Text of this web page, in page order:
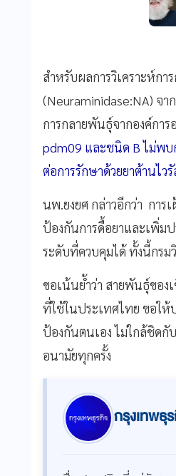
สำหรับผลการวิเคราะห์ก
(Neuraminidase:NA) จา
การกลายพันธุ์จากองค์กา
pdm09 และชนิด B ไม่พบ
ต่อการรักษาด้วยยาต้านไว
นพ.ยงยศ กล่าวอีกว่า การ
ป้องกันการดื้อยาและเพิ่ม
ระดับที่ควบคุมได้ ทั้งนี้กรม
ขอเน้นย้ำว่า สายพันธุ์ขอ
ที่ใช้ในประเทศไทย ขอให้
ป้องกันตนเอง ไม่ใกล้ชิดกั
อนามัยทุกครั้ง
กรุงเทพธุ